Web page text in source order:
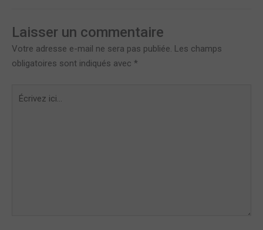
Laisser un commentaire
Votre adresse e-mail ne sera pas publiée. Les champs
obligatoires sont indiqués avec *